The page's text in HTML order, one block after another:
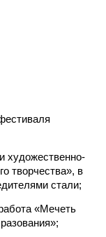
художественно-
творчества», в
стали;
«Мечеть